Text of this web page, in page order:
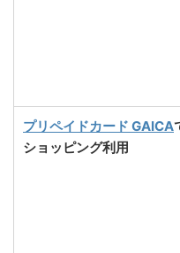
プリペイドカード GAICA
ショッピング利用